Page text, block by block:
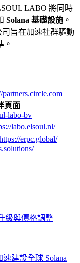
LABO 將同時
Solana 基礎設施 。
旨在加速社群驅動
。
partners.circle.com
頁面
labo-bv
labo.elsoul.nl/
https://erpc.global/
級與價格調整
建設全球 Solana